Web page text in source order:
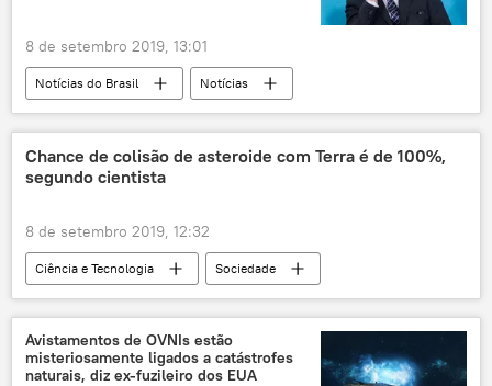
8 de setembro 2019, 13:01
Notícias do Brasil
Notícias
Jair Bolsonaro
operação facada
Chance de colisão de asteroide com Terra é de 100%,
segundo cientista
8 de setembro 2019, 12:32
Ciência e Tecnologia
Sociedade
Notícias
asteroide
Terra
risco de colisão
catástrofe
Avistamentos de OVNIs estão
misteriosamente ligados a catástrofes
naturais, diz ex-fuzileiro dos EUA